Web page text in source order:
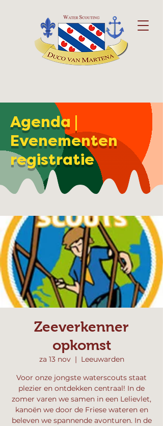
Agenda |
Evenementen
registratie
Zeeverkenner
opkomst
za 13 nov
  |
Leeuwarden
Voor onze jongste waterscouts staat
plezier en ontdekken centraal! In de
zomer varen we samen in een Lelievlet,
kanoën we door de Friese wateren en
beleven we spannende avonturen. In de